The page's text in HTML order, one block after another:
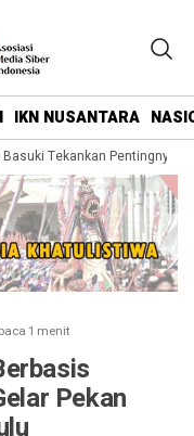
IKN NUSANTARA
Tekankan Pentingnya
1 menit
Pekan